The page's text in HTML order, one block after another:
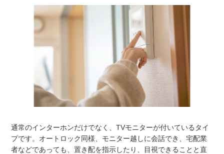
通常のインターホンだけでなく、TVモニターが付いているタイ
プです。オートロック同様、モニター越しに会話でき、宅配業
者などであっても、置き配を指示したり、目視できることと直